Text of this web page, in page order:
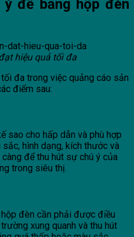
để bảng hộp đèn
hiệu quả tối đa
đa trong việc quảng cáo sản
điểm sau:
sao cho hấp dẫn và phù hợp
hình dạng, kích thước và
để thu hút sự chú ý của
trong siêu thị.
đèn cần phải được điều
xung quanh và thu hút